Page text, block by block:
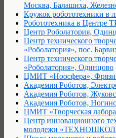
Москва, Балашиха,
Кружок робототехники в
Робототехника в Центре
Центр Роболатория,
Центр технического
«Роболатория», пос.
Центр технического
«Роболатория», Одинцово
ЦМИТ «Ноосфера»,
Академия Роботов,
Академия Роботов,
Академия Роботов,
ЦМИТ «Творческая
Центр инновационного
молодежи